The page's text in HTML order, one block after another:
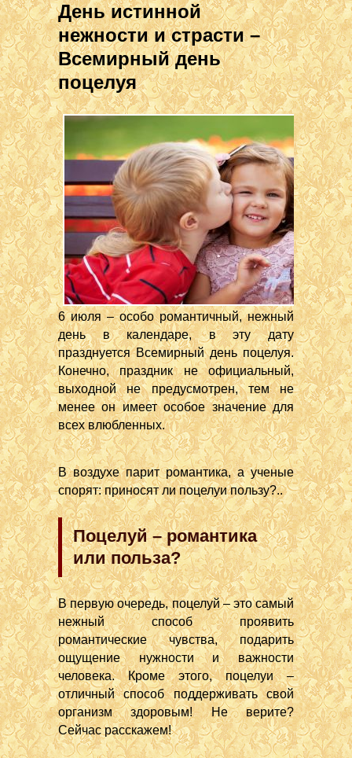
День истинной
нежности и страсти –
Всемирный день
поцелуя
6 июля – особо романтичный, нежный
день в календаре, в эту дату
празднуется Всемирный день поцелуя.
Конечно, праздник не официальный,
выходной не предусмотрен, тем не
менее он имеет особое значение для
всех влюбленных.
В воздухе парит романтика, а ученые
спорят: приносят ли поцелуи пользу?..
Поцелуй – романтика
или польза?
В первую очередь, поцелуй – это самый
нежный способ проявить
романтические чувства, подарить
ощущение нужности и важности
человека. Кроме этого, поцелуи –
отличный способ поддерживать свой
организм здоровым! Не верите?
Сейчас расскажем!